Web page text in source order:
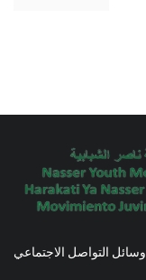
وسائل التواصل الاجتماعي